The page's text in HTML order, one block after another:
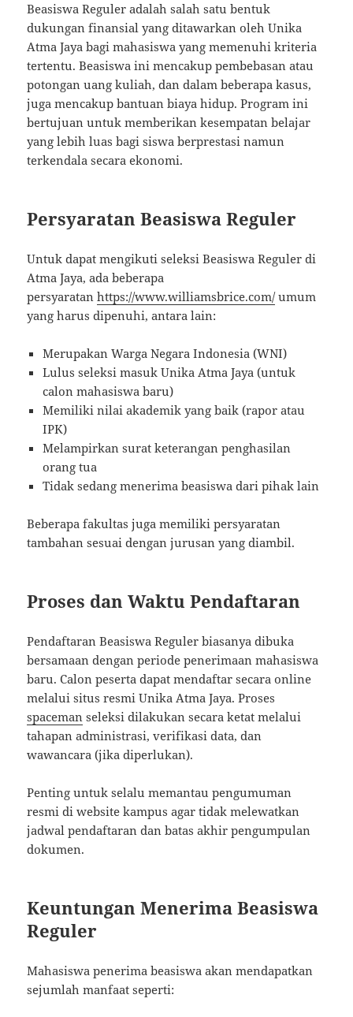
Beasiswa Reguler adalah salah satu bentuk
dukungan finansial yang ditawarkan oleh Unika
Atma Jaya bagi mahasiswa yang memenuhi kriteria
tertentu. Beasiswa ini mencakup pembebasan atau
potongan uang kuliah, dan dalam beberapa kasus,
juga mencakup bantuan biaya hidup. Program ini
bertujuan untuk memberikan kesempatan belajar
yang lebih luas bagi siswa berprestasi namun
terkendala secara ekonomi.
Persyaratan Beasiswa Reguler
Untuk dapat mengikuti seleksi Beasiswa Reguler di
Atma Jaya, ada beberapa
persyaratanhttps://www.williamsbrice.com/umum
yang harus dipenuhi, antara lain:
Merupakan Warga Negara Indonesia (WNI)
Lulus seleksi masuk Unika Atma Jaya (untuk
calon mahasiswa baru)
Memiliki nilai akademik yang baik (rapor atau
IPK)
Melampirkan surat keterangan penghasilan
orang tua
Tidak sedang menerima beasiswa dari pihak lain
Beberapa fakultas juga memiliki persyaratan
tambahan sesuai dengan jurusan yang diambil.
Proses dan Waktu Pendaftaran
Pendaftaran Beasiswa Reguler biasanya dibuka
bersamaan dengan periode penerimaan mahasiswa
baru. Calon peserta dapat mendaftar secara online
melalui situs resmi Unika Atma Jaya. Proses
spaceman seleksi dilakukan secara ketat melalui
tahapan administrasi, verifikasi data, dan
wawancara (jika diperlukan).
Penting untuk selalu memantau pengumuman
resmi di website kampus agar tidak melewatkan
jadwal pendaftaran dan batas akhir pengumpulan
dokumen.
Keuntungan Menerima Beasiswa
Reguler
Mahasiswa penerima beasiswa akan mendapatkan
sejumlah manfaat seperti: